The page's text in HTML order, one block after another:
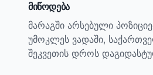
მიწოდება
მარაგში არსებული
უმოკლეს ვადაში,
შეკვეთის დროს